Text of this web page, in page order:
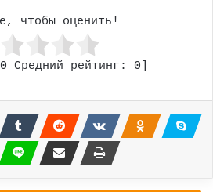
чтобы оценить!
0 Средний рейтинг: 0